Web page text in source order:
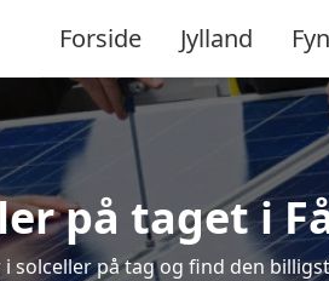
Forside Jylland Fyn
på taget i
solceller på tag og find den